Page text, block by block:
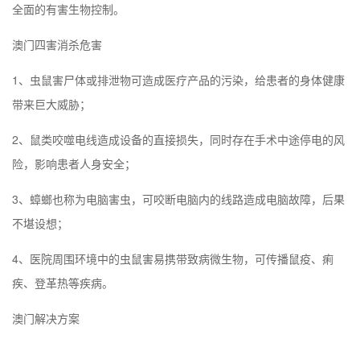
全面的有害生物控制。
澳门四害消杀危害
1、虫鼠害尸体或排泄物可造成医疗产品的污染，给患者的身体健康
带来巨大威胁；
2、鼠类咬噬电线造成设备的直接损失，同时存在手术中途停电的风
险，影响患者人身安全；
3、蟑螂也称为电脑害虫，可咬断电脑内的线路造成电脑故障，后果
不堪设想；
4、医院周围环境中的虫鼠害易携带致病微生物，可传播鼠疫、痢
疾、登革热等疾病。
澳门解决方案